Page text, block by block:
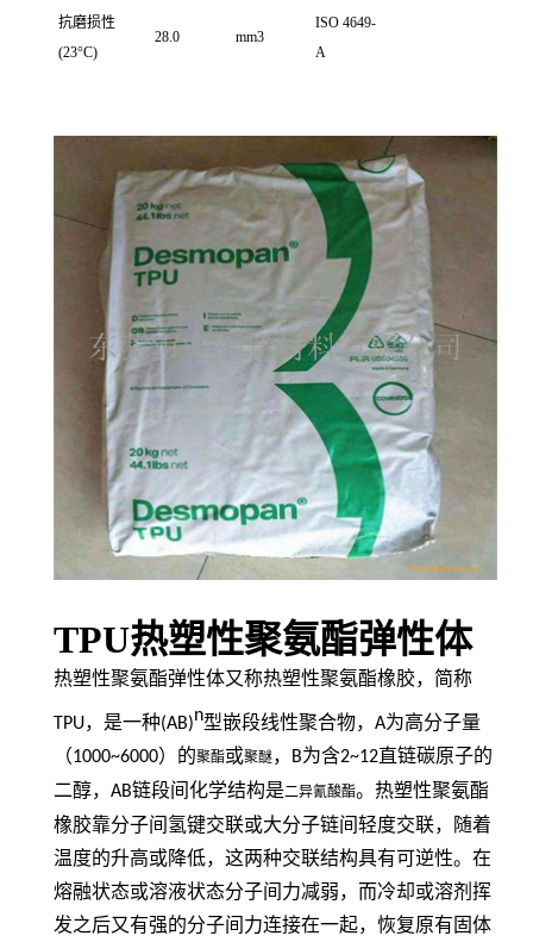
抗磨损性
(23°C)
28.0 mm3
ISO 4649-
A
TPU热塑性聚氨酯弹性体
热塑性聚氨酯弹性体又称热塑性聚氨酯橡胶，简称
TPU，是一种(AB)n型嵌段线性聚合物， A为高分子量
（1000~6000）的聚酯或聚醚， B为含2~12 直链碳原子的
二醇， AB链段间化学结构是二异氰酸酯。热塑性聚氨酯
橡胶靠分子间氢键交联或大分子链间轻度交联，随着
温度的升高或降低，这两种交联结构具有可逆性。在
熔融状态或溶液状态分子间力减弱，而冷却或溶剂挥
发之后又有强的分子间力连接在一起，恢复原有固体